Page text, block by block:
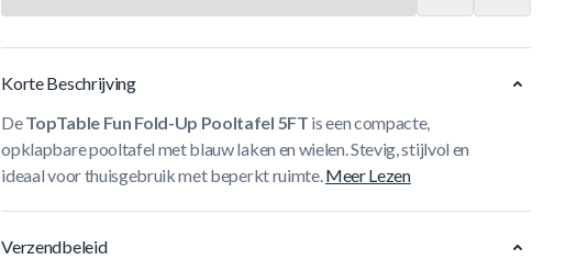
Korte Beschrijving
DeTopTable Fun Fold-Up Pooltafel 5FT is een compacte,
opklapbare pooltafel met blauw laken en wielen. Stevig, stijlvol en
ideaal voor thuisgebruik met beperkt ruimte.Meer Lezen
Verzendbeleid